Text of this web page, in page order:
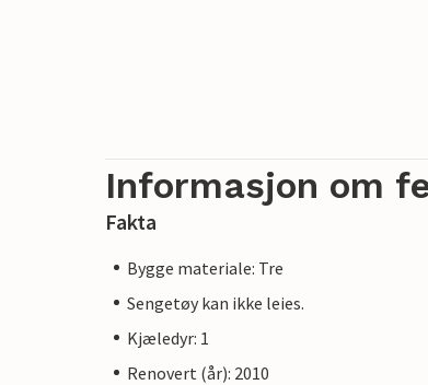
Informasjon om
Fakta
Bygge materiale: Tre
Sengetøy kan ikke leies.
Kjæledyr: 1
Renovert (år): 2010